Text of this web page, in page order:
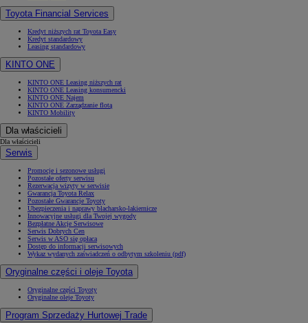
Toyota Financial Services
Kredyt niższych rat Toyota Easy
Kredyt standardowy
Leasing standardowy
KINTO ONE
KINTO ONE Leasing niższych rat
KINTO ONE Leasing konsumencki
KINTO ONE Najem
KINTO ONE Zarządzanie flotą
KINTO Mobility
Dla właścicieli
Dla właścicieli
Serwis
Promocje i sezonowe usługi
Pozostałe oferty serwisu
Rezerwacja wizyty w serwisie
Gwarancja Toyota Relax
Pozostałe Gwarancje Toyoty
Ubezpieczenia i naprawy blacharsko-lakiernicze
Innowacyjne usługi dla Twojej wygody
Bezpłatne Akcje Serwisowe
Serwis Dobrych Cen
Serwis w ASO się opłaca
Dostęp do informacji serwisowych
Wykaz wydanych zaświadczeń o odbytym szkoleniu (pdf)
Oryginalne części i oleje Toyota
Oryginalne części Toyoty
Oryginalne oleje Toyoty
Program Sprzedaży Hurtowej Trade